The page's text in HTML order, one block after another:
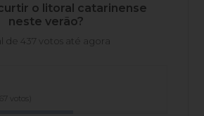
o litoral catarinense
neste verão?
de 437 votos até agora
votos)